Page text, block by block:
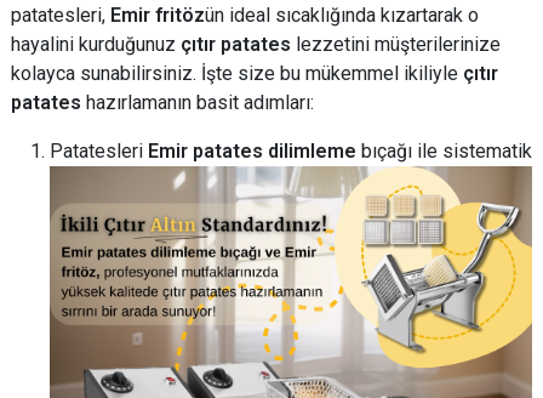
patatesleri, Emir fritözün ideal sıcaklığında kızartarak o
hayalini kurduğunuz çıtır patates lezzetini müşterilerinize
kolayca sunabilirsiniz. İşte size bu mükemmel ikiliyle çıtır
patates hazırlamanın basit adımları:
Patatesleri Emir patates dilimleme bıçağı ile sistematik